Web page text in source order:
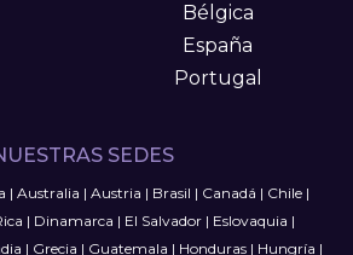
Bélgica
España
Portugal
SEDES
| Australia | Austria | Brasil | Canadá | Chile|
| Dinamarca | El Salvador | Eslovaquia |
| Grecia | Guatemala | Honduras| Hungría |